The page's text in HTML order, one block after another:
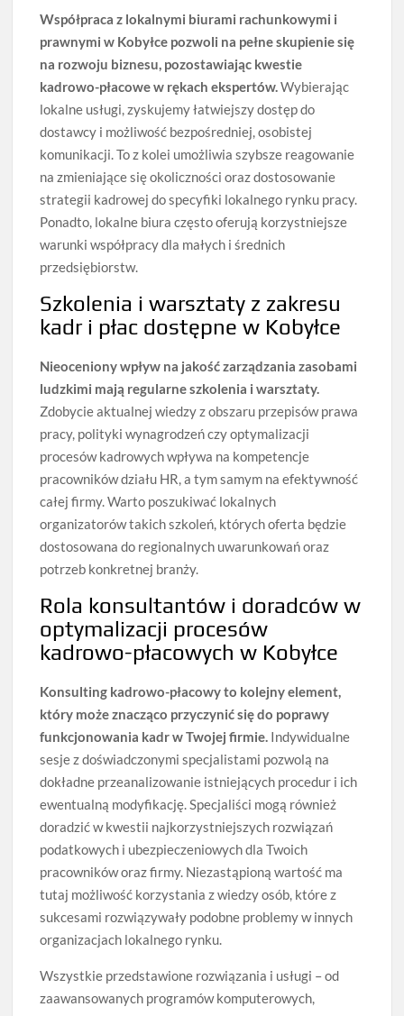
Współpraca z lokalnymi biurami rachunkowymi i
prawnymi w Kobyłce pozwoli na pełne skupienie się
na rozwoju biznesu, pozostawiając kwestie
kadrowo-płacowe w rękach ekspertów. Wybierając
lokalne usługi, zyskujemy łatwiejszy dostęp do
dostawcy i możliwość bezpośredniej, osobistej
komunikacji. To z kolei umożliwia szybsze reagowanie
na zmieniające się okoliczności oraz dostosowanie
strategii kadrowej do specyfiki lokalnego rynku pracy.
Ponadto, lokalne biura często oferują korzystniejsze
warunki współpracy dla małych i średnich
przedsiębiorstw.
Szkolenia i warsztaty z zakresu
kadr i płac dostępne w Kobyłce
Nieoceniony wpływ na jakość zarządzania zasobami
ludzkimi mają regularne szkolenia i warsztaty.
Zdobycie aktualnej wiedzy z obszaru przepisów prawa
pracy, polityki wynagrodzeń czy optymalizacji
procesów kadrowych wpływa na kompetencje
pracowników działu HR, a tym samym na efektywność
całej firmy. Warto poszukiwać lokalnych
organizatorów takich szkoleń, których oferta będzie
dostosowana do regionalnych uwarunkowań oraz
potrzeb konkretnej branży.
Rola konsultantów i doradców w
optymalizacji procesów
kadrowo-płacowych w Kobyłce
Konsulting kadrowo-płacowy to kolejny element,
który może znacząco przyczynić się do poprawy
funkcjonowania kadr w Twojej firmie. Indywidualne
sesje z doświadczonymi specjalistami pozwolą na
dokładne przeanalizowanie istniejących procedur i ich
ewentualną modyfikację. Specjaliści mogą również
doradzić w kwestii najkorzystniejszych rozwiązań
podatkowych i ubezpieczeniowych dla Twoich
pracowników oraz firmy. Niezastąpioną wartość ma
tutaj możliwość korzystania z wiedzy osób, które z
sukcesami rozwiązywały podobne problemy w innych
organizacjach lokalnego rynku.
Wszystkie przedstawione rozwiązania i usługi – od
zaawansowanych programów komputerowych,